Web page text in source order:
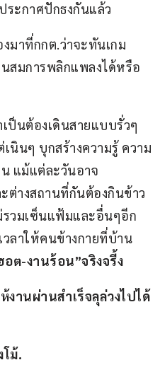
ระกาศปักธงกันแล้ว
มาที่กกต.ว่าจะทันเกม
สมการพลิกแพลงได้หรือ
ป็นต้องเดินสายแบบรั่วๆ
เนินๆ บุกสร้างความรู้ ความ
แม้แต่ละวันอาจ
ะต่างสถานที่กันต้องกินข้าว
รวมเซ็นแฟ้มและอื่นๆอีก
ลาให้คนข้างกายที่บ้าน
ต-งานร้อน”จริงจรี้ง
งานผ่านสำเร็จลุล่วงไปได้
โม้.